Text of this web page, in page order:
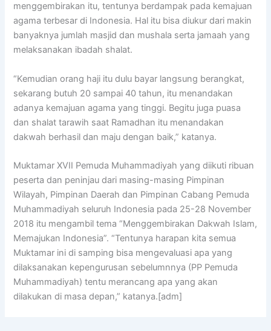
menggembirakan itu, tentunya berdampak pada kemajuan
agama terbesar di Indonesia. Hal itu bisa diukur dari makin
banyaknya jumlah masjid dan mushala serta jamaah yang
melaksanakan ibadah shalat.
“Kemudian orang haji itu dulu bayar langsung berangkat,
sekarang butuh 20 sampai 40 tahun, itu menandakan
adanya kemajuan agama yang tinggi. Begitu juga puasa
dan shalat tarawih saat Ramadhan itu menandakan
dakwah berhasil dan maju dengan baik,” katanya.
Muktamar XVII Pemuda Muhammadiyah yang diikuti ribuan
peserta dan peninjau dari masing-masing Pimpinan
Wilayah, Pimpinan Daerah dan Pimpinan Cabang Pemuda
Muhammadiyah seluruh Indonesia pada 25-28 November
2018 itu mengambil tema “Menggembirakan Dakwah Islam,
Memajukan Indonesia”. “Tentunya harapan kita semua
Muktamar ini di samping bisa mengevaluasi apa yang
dilaksanakan kepengurusan sebelumnnya (PP Pemuda
Muhammadiyah) tentu merancang apa yang akan
dilakukan di masa depan,” katanya.[adm]